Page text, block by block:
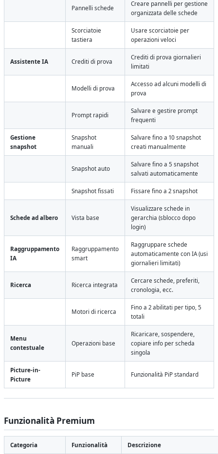
Pannelli schede
Creare pannelli per gestione
organizzata delle schede
Scorciatoie
tastiera
Usare scorciatoie per
operazioni veloci
Assistente IA Crediti di prova
Crediti di prova giornalieri
limitati
Modelli di prova
Accesso ad alcuni modelli di
prova
Prompt rapidi
Salvare e gestire prompt
frequenti
Gestione
snapshot
Snapshot
manuali
Salvare fino a 10 snapshot
creati manualmente
Snapshot auto
Salvare fino a 5 snapshot
salvati automaticamente
Snapshot fissati Fissare fino a 2 snapshot
Schede ad albero Vista base
Visualizzare schede in
gerarchia (sblocco dopo
login)
Raggruppamento
IA
Raggruppamento
smart
Raggruppare schede
automaticamente con IA (usi
giornalieri limitati)
Ricerca Ricerca integrata
Cercare schede, preferiti,
cronologia, ecc.
Motori di ricerca
Fino a 2 abilitati per tipo, 5
totali
Menu
contestuale
Operazioni base
Ricaricare, sospendere,
copiare info per scheda
singola
Picture-in-
Picture
PiP base Funzionalità PiP standard
Funzionalità Premium
Categoria Funzionalità Descrizione